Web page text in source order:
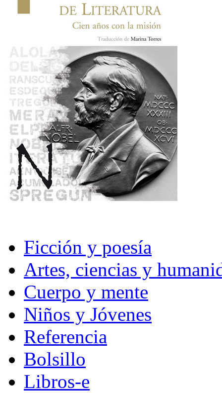
Ficción y poesía
Artes, ciencias y
Cuerpo y mente
Niños y Jóvenes
Referencia
Bolsillo
Libros-e